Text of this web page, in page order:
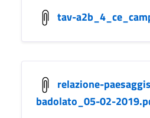
tav-
relazione-
badolato_05-02-